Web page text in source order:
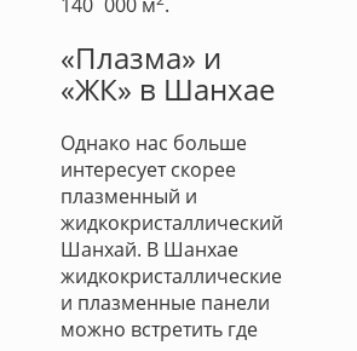
«Плазма» и
«ЖК» в Шанхае
Однако нас больше
интересует скорее
плазменный и
жидкокристаллический
Шанхай. В Шанхае
жидкокристаллические
и плазменные панели
можно встретить где